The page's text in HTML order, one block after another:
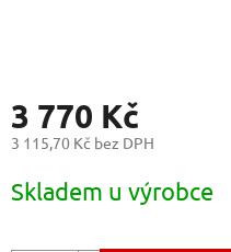
3 770 Kč
3 115,70 Kč bez DPH
cena:
Skladem u výrobce